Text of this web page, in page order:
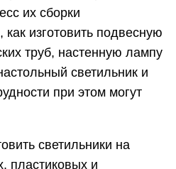
их сборки
изготовить подвесную
труб, настенную лампу
светильник и
при этом могут
светильники на
пластиковых и